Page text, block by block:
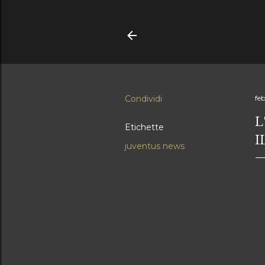
Condividi
Etichette
juventus news